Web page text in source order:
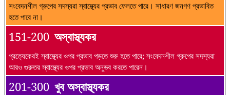
সংবেদনশীল গ্রুপের সদস্যরা স্বাস্থ্যের প্রভাব ফেলতে পারে। সাধারণ জনগণ প্রভাবিত
হতে পারে না।
151-200 অস্বাস্থ্যকর
প্রত্যেকেরই স্বাস্থ্যের ওপর প্রভাব পড়তে শুরু হতে পারে; সংবেদনশীল গ্রুপের সদস্যরা
আরও গুরুতর স্বাস্থ্যের ওপর প্রভাব অনুভব করতে পারেন।
201-300 খুব অস্বাস্থ্যকর